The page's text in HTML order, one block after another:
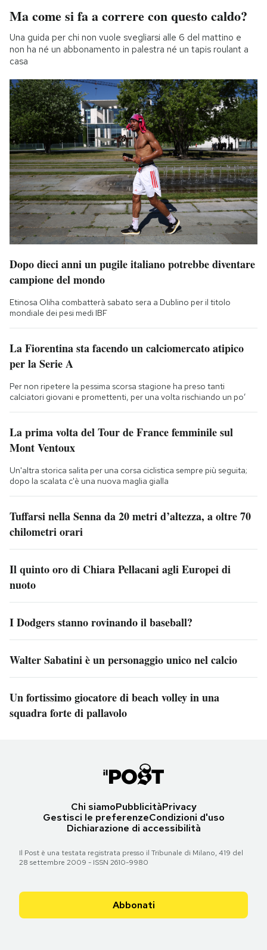
Ma come si fa a correre con questo caldo?
Una guida per chi non vuole svegliarsi alle 6 del mattino e
non ha né un abbonamento in palestra né un tapis roulant a
casa
Dopo dieci anni un pugile italiano potrebbe diventare
campione del mondo
Etinosa Oliha combatterà sabato sera a Dublino per il titolo
mondiale dei pesi medi IBF
La Fiorentina sta facendo un calciomercato atipico
per la Serie A
Per non ripetere la pessima scorsa stagione ha preso tanti
calciatori giovani e promettenti, per una volta rischiando un po’
La prima volta del Tour de France femminile sul
Mont Ventoux
Un'altra storica salita per una corsa ciclistica sempre più seguita;
dopo la scalata c'è una nuova maglia gialla
Tuffarsi nella Senna da 20 metri d’altezza, a oltre 70
chilometri orari
Il quinto oro di Chiara Pellacani agli Europei di
nuoto
I Dodgers stanno rovinando il baseball?
Walter Sabatini è un personaggio unico nel calcio
Un fortissimo giocatore di beach volley in una
squadra forte di pallavolo
Chi siamoPubblicitàPrivacy
Gestisci le preferenzeCondizioni d'uso
Dichiarazione di accessibilità
Il Post è una testata registrata presso il Tribunale di Milano, 419 del
28 settembre 2009 - ISSN 2610-9980
Abbonati